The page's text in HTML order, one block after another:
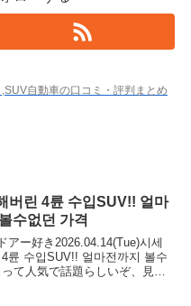
自動車の口コミ・評判まとめ
버린 4륜 수입SUV!! 얼마
수없던 가격
アー好き2026.04.14(Tue)시세
륜 수입SUV!! 얼마전까지 볼수
て人気で話題らしいぞ、見逃